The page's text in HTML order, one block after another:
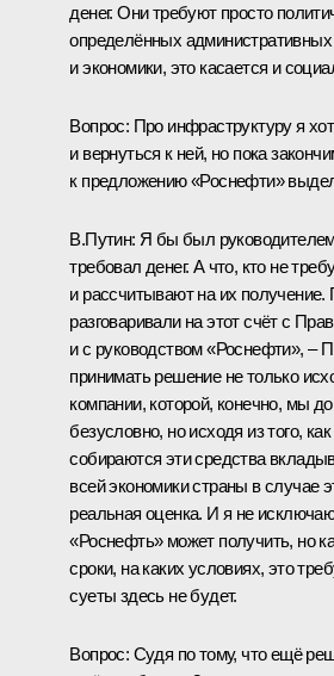
денег. Они требуют просто
определённых
и экономики, это касается и
Вопрос: Про инфраструктуру я
и вернуться к ней, но пока
к предложению «Роснефти»
В.Путин: Я бы был
требовал денег. А что, кто не
и рассчитывают на их
разговаривали на этот счёт с
и с руководством «Роснефти», –
принимать решение не только
компании, которой, конечно, мы
безусловно, но исходя из того,
собираются эти средства
всей экономики страны в случае
реальная оценка. И я не
«Роснефть» может получить, но
сроки, на каких условиях, это
суеты здесь не будет.
Вопрос: Судя по тому, что ещё